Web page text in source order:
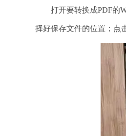
打开要转换成PDF的
择好保存文件的位置；点